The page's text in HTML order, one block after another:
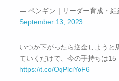
— ペンギン｜リーダー育成・組
September 13, 2023
いつか下がったら送金しようと
ていくだけで、今の手持ちは15
https://t.co/OqPlciYoF6